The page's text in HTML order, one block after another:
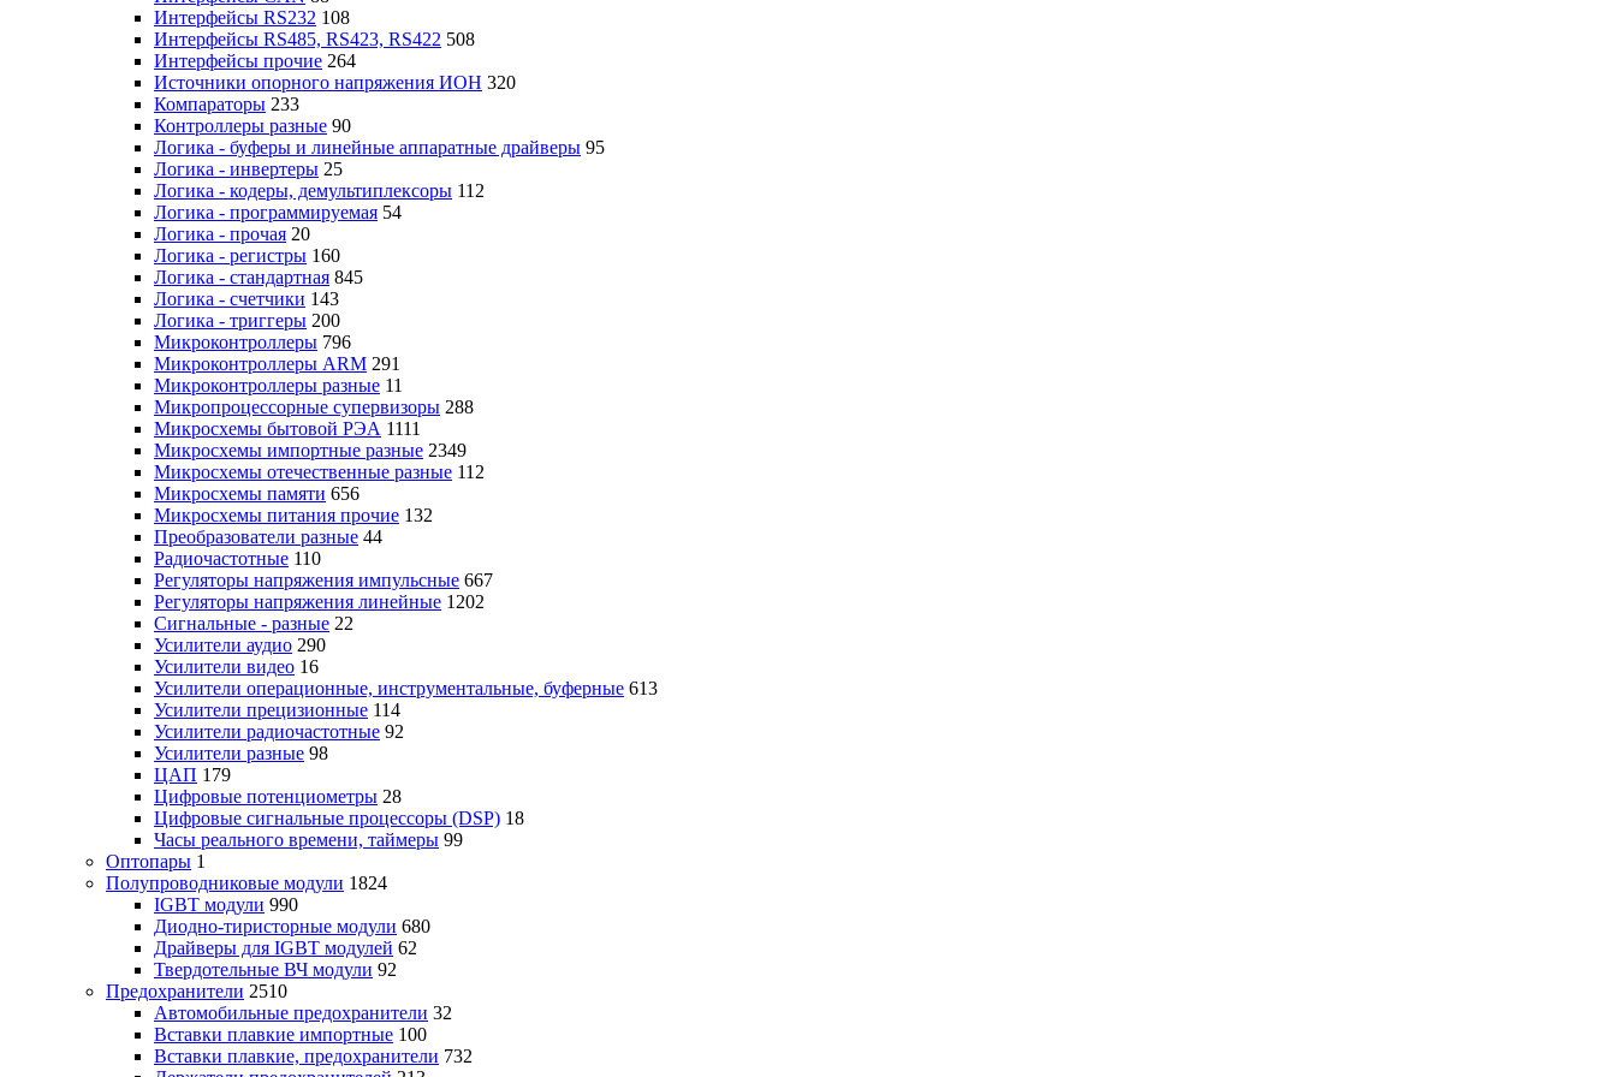
Интерфейсы RS232 108
Интерфейсы RS485, RS423, RS422 508
Интерфейсы прочие 264
Источники опорного напряжения ИОН 320
Компараторы 233
Контроллеры разные 90
Логика - буферы и линейные аппаратные драйверы 95
Логика - инвертеры 25
Логика - кодеры, демультиплексоры 112
Логика - программируемая 54
Логика - прочая 20
Логика - регистры 160
Логика - стандартная 845
Логика - счетчики 143
Логика - триггеры 200
Микроконтроллеры 796
Микроконтроллеры ARM 291
Микроконтроллеры разные 11
Микропроцессорные супервизоры 288
Микросхемы бытовой РЭА 1111
Микросхемы импортные разные 2349
Микросхемы отечественные разные 112
Микросхемы памяти 656
Микросхемы питания прочие 132
Преобразователи разные 44
Радиочастотные 110
Регуляторы напряжения импульсные 667
Регуляторы напряжения линейные 1202
Сигнальные - разные 22
Усилители аудио 290
Усилители видео 16
Усилители операционные, инструментальные, буферные 613
Усилители прецизионные 114
Усилители радиочастотные 92
Усилители разные 98
ЦАП 179
Цифровые потенциометры 28
Цифровые сигнальные процессоры (DSP) 18
Часы реального времени, таймеры 99
Оптопары 1
Полупроводниковые модули 1824
IGBT модули 990
Диодно-тиристорные модули 680
Драйверы для IGBT модулей 62
Твердотельные ВЧ модули 92
Предохранители 2510
Автомобильные предохранители 32
Вставки плавкие импортные 100
Вставки плавкие, предохранители 732